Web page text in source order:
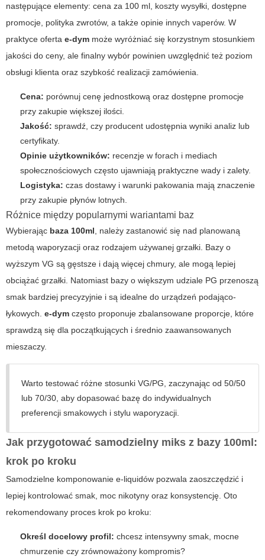
następujące elementy: cena za 100 ml, koszty wysyłki, dostępne
promocje, polityka zwrotów, a także opinie innych vaperów. W
praktyce oferta e-dym może wyróżniać się korzystnym stosunkiem
jakości do ceny, ale finalny wybór powinien uwzględnić też poziom
obsługi klienta oraz szybkość realizacji zamówienia.
Cena: porównuj cenę jednostkową oraz dostępne promocje
przy zakupie większej ilości.
Jakość: sprawdź, czy producent udostępnia wyniki analiz lub
certyfikaty.
Opinie użytkowników: recenzje w forach i mediach
społecznościowych często ujawniają praktyczne wady i zalety.
Logistyka: czas dostawy i warunki pakowania mają znaczenie
przy zakupie płynów lotnych.
Różnice między popularnymi wariantami baz
Wybierając baza 100ml , należy zastanowić się nad planowaną
metodą waporyzacji oraz rodzajem używanej grzałki. Bazy o
wyższym VG są gęstsze i dają więcej chmury, ale mogą lepiej
obciążać grzałki. Natomiast bazy o większym udziale PG przenoszą
smak bardziej precyzyjnie i są idealne do urządzeń podająco-
łykowych. e-dym często proponuje zbalansowane proporcje, które
sprawdzą się dla początkujących i średnio zaawansowanych
mieszaczy.
Warto testować różne stosunki VG/PG, zaczynając od 50/50
lub 70/30, aby dopasować bazę do indywidualnych
preferencji smakowych i stylu waporyzacji.
Jak przygotować samodzielny miks z bazy 100ml:
krok po kroku
Samodzielne komponowanie e-liquidów pozwala zaoszczędzić i
lepiej kontrolować smak, moc nikotyny oraz konsystencję. Oto
rekomendowany proces krok po kroku:
Określ docelowy profil: chcesz intensywny smak, mocne
chmurzenie czy zrównoważony kompromis?